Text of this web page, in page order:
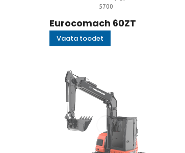
5700
Eurocomach 60ZT
Vaata toodet